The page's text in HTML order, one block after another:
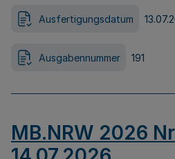
Ausfertigungsdatum
Ausgabennummer 191
MB.NRW 2026